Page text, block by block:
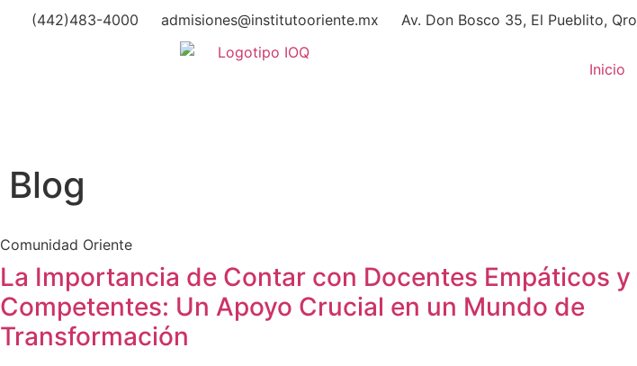
(442)483-4000 admisiones@institutooriente.mx Av. Don Bosco 35, El Pueblito, Qro
Inicio
Blog
Comunidad Oriente
La Importancia de Contar con Docentes Empáticos y
Competentes: Un Apoyo Crucial en un Mundo de
Transformación